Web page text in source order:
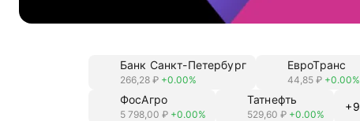
Банк Санкт-Петербург
266,28 ₽ +0.00%
ЕвроТранс
44,85 ₽ +0.00%
ФосАгро
5 798,00 ₽ +0.00%
Татнефть
529,60 ₽ +0.00%
+9